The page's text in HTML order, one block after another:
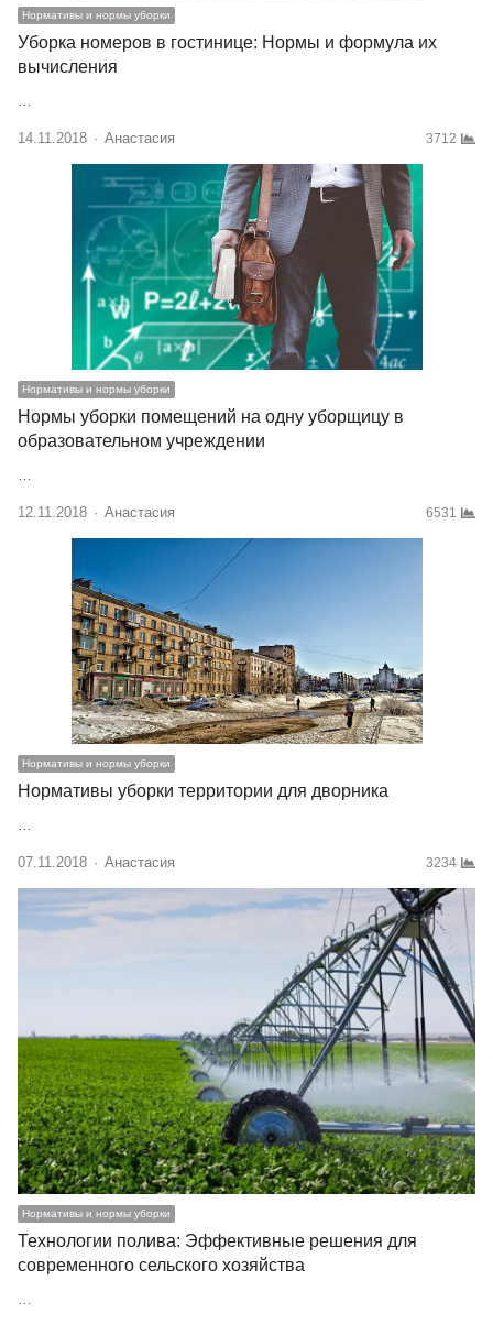
Нормативы и нормы уборки
Уборка номеров в гостинице: Нормы и формула их
вычисления
…
14.11.2018 Author
Анастасия 3712
Нормативы и нормы уборки
Нормы уборки помещений на одну уборщицу в
образовательном учреждении
…
12.11.2018 Author
Анастасия 6531
Нормативы и нормы уборки
Нормативы уборки территории для дворника
…
07.11.2018 Author
Анастасия 3234
Нормативы и нормы уборки
Технологии полива: Эффективные решения для
современного сельского хозяйства